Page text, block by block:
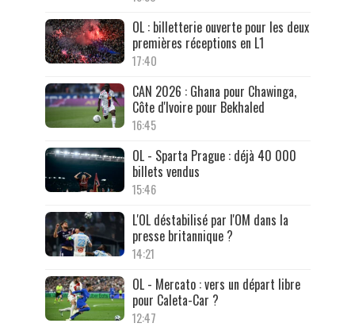
OL : billetterie ouverte pour les deux
premières réceptions en L1
17:40
CAN 2026 : Ghana pour Chawinga,
Côte d'Ivoire pour Bekhaled
16:45
OL - Sparta Prague : déjà 40 000
billets vendus
15:46
L'OL déstabilisé par l'OM dans la
presse britannique ?
14:21
OL - Mercato : vers un départ libre
pour Caleta-Car ?
12:47